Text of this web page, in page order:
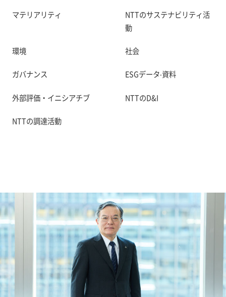
マテリアリティ
NTTのサステナビリティ活
動
環境 社会
ガバナンス ESGデータ‧資料
外部評価・イニシアチブ NTTのD&I
NTTの調達活動